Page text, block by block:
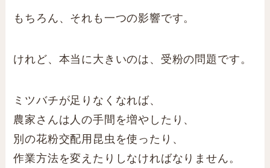
もちろん、それも一つの影響です。
けれど、本当に大きいのは、受粉の問題です。
ミツバチが足りなくなれば、
農家さんは人の手間を増やしたり、
別の花粉交配用昆虫を使ったり、
作業方法を変えたりしなければなりません。